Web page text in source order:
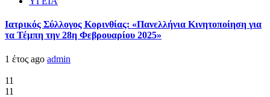
Ιατρικός Σύλλογος Κορινθίας: «Πανελλήνια Κινητοποίηση για
τα Τέμπη την 28η Φεβρουαρίου 2025»
1 έτος ago admin
11
11